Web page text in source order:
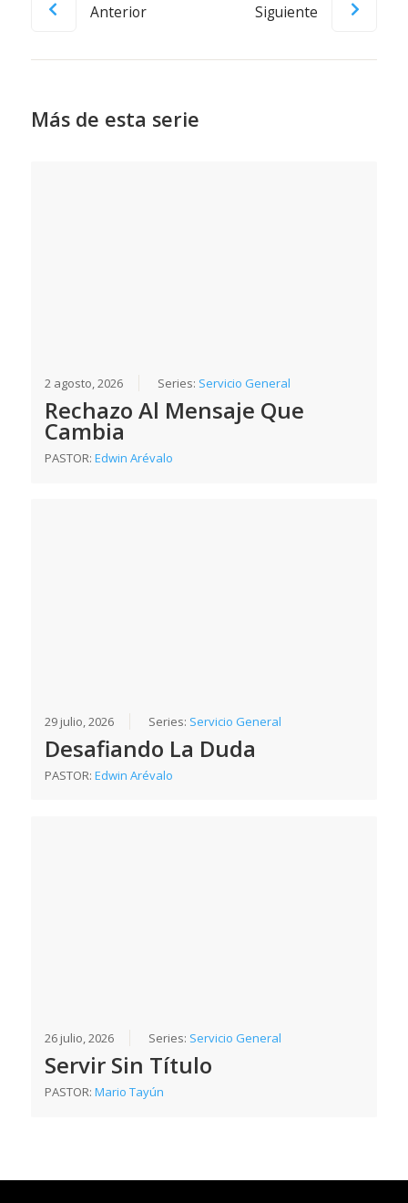
Anterior Siguiente
Más de esta serie
2 agosto, 2026 Series: Servicio General
Rechazo Al Mensaje Que
Cambia
PASTOR:Edwin Arévalo
29 julio, 2026 Series: Servicio General
Desafiando La Duda
PASTOR:Edwin Arévalo
26 julio, 2026 Series: Servicio General
Servir Sin Título
PASTOR:Mario Tayún